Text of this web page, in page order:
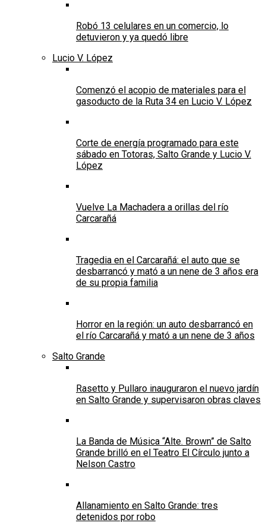
Robó 13 celulares en un comercio, lo
detuvieron y ya quedó libre
Lucio V. López
Comenzó el acopio de materiales para el
gasoducto de la Ruta 34 en Lucio V. López
Corte de energía programado para este
sábado en Totoras, Salto Grande y Lucio V.
López
Vuelve La Machadera a orillas del río
Carcarañá
Tragedia en el Carcarañá: el auto que se
desbarrancó y mató a un nene de 3 años era
de su propia familia
Horror en la región: un auto desbarrancó en
el río Carcarañá y mató a un nene de 3 años
Salto Grande
Rasetto y Pullaro inauguraron el nuevo jardín
en Salto Grande y supervisaron obras claves
La Banda de Música “Alte. Brown” de Salto
Grande brilló en el Teatro El Círculo junto a
Nelson Castro
Allanamiento en Salto Grande: tres
detenidos por robo